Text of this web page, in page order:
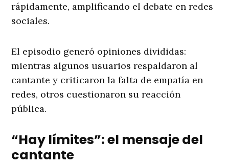
rápidamente, amplificando el debate en redes
sociales.
El episodio generó opiniones divididas:
mientras algunos usuarios respaldaron al
cantante y criticaron la falta de empatía en
redes, otros cuestionaron su reacción
pública.
“Hay límites”: el mensaje del
cantante